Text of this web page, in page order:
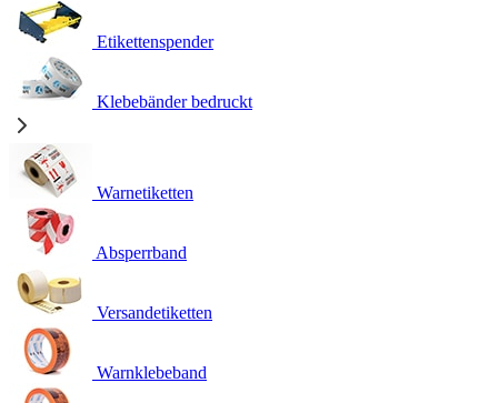
Etikettenspender
Klebebänder bedruckt
Warnetiketten
Absperrband
Versandetiketten
Warnklebeband